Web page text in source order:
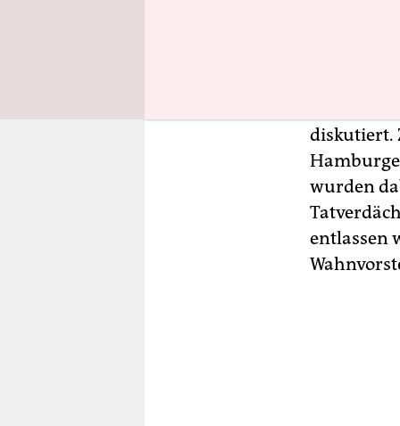
diskutiert.
wurden
entlassen